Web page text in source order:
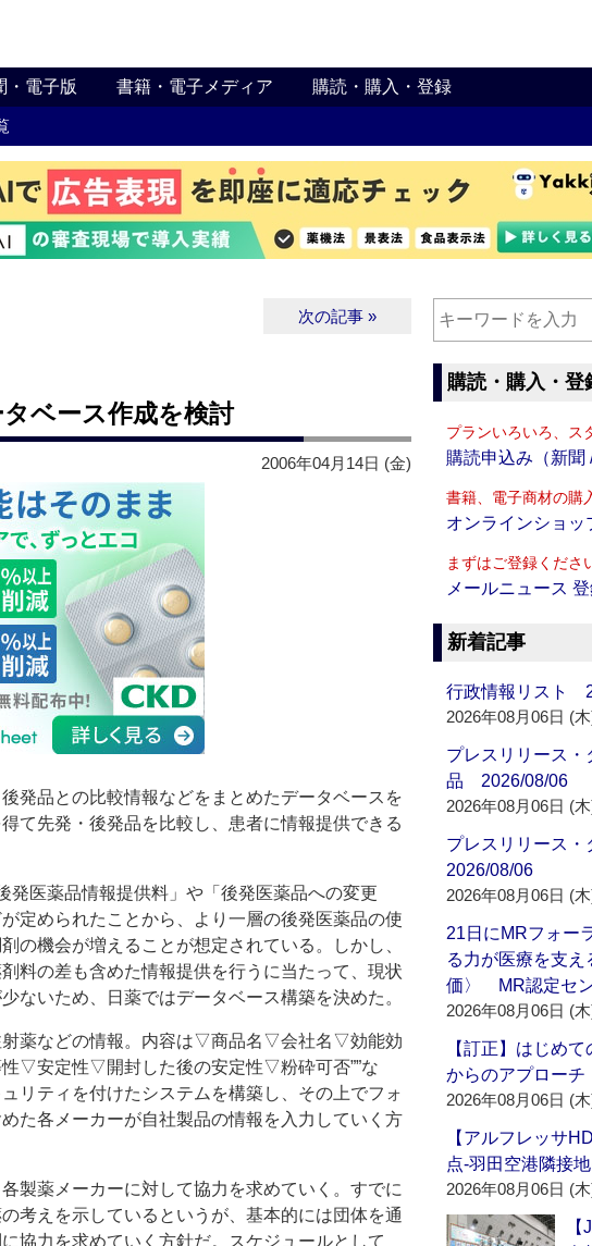
・電子版 書籍・電子メディア 購読・購入・登録
次の記事 »
タベース作成を検討
2006年04月14日 (金)
発品との比較情報などをまとめたデータベースを
て先発・後発品を比較し、患者に情報提供できる
医薬品情報提供料」や「後発医薬品への変更
定められたことから、より一層の後発医薬品の使
の機会が増えることが想定されている。しかし、
料の差も含めた情報提供を行うに当たって、現状
ないため、日薬ではデータベース構築を決めた。
薬などの情報。内容は▽商品名▽会社名▽効能効
定性▽開封した後の安定性▽粉砕可否””な
リティを付けたシステムを構築し、その上でフォ
た各メーカーが自社製品の情報を入力していく方
製薬メーカーに対して協力を求めていく。すでに
考えを示しているというが、基本的には団体を通
協力を求めていく方針だ。スケジュールとして
購読・購入・登
プランいろいろ、ス
購読申込み（新聞
書籍、電子商材の購
オンラインショッ
まずはご登録くださ
メールニュース 登
新着記事
行政情報リスト
2026年08月06日 (
プレスリリース・
品 2026/08/06
2026年08月06日 (
プレスリリース
2026/08/06
2026年08月06日 (
21日にMRフォー
る力が医療を支
価〉 MR認定セ
2026年08月06日 (
【訂正】はじめ
からのアプローチ
2026年08月06日 (
【アルフレッサ
点‐羽田空港隣接
2026年08月06日 (